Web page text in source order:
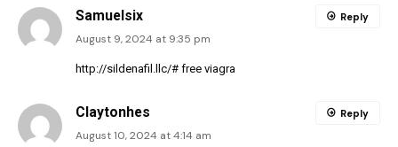
Samuelsix
August 9, 2024 at 9:35 pm
http://sildenafil.llc/# free viagra
Reply
Claytonhes
August 10, 2024 at 4:14 am
Reply